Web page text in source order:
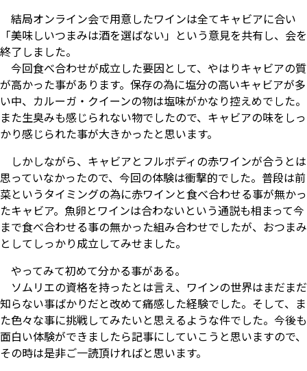
結局オンライン会で用意したワインは全てキャビアに合い
「美味しいつまみは酒を選ばない」という意見を共有し、会を
終了しました。
今回食べ合わせが成立した要因として、やはりキャビアの質
が高かった事があります。保存の為に塩分の高いキャビアが多
い中、カルーガ・クイーンの物は塩味がかなり控えめでした。
また生臭みも感じられない物でしたので、キャビアの味をしっ
かり感じられた事が大きかったと思います。
しかしながら、キャビアとフルボディの赤ワインが合うとは
思っていなかったので、今回の体験は衝撃的でした。普段は前
菜というタイミングの為に赤ワインと食べ合わせる事が無かっ
たキャビア。魚卵とワインは合わないという通説も相まって今
まで食べ合わせる事の無かった組み合わせでしたが、おつまみ
としてしっかり成立してみせました。
やってみて初めて分かる事がある。
ソムリエの資格を持ったとは言え、ワインの世界はまだまだ
知らない事ばかりだと改めて痛感した経験でした。そして、ま
た色々な事に挑戦してみたいと思えるような件でした。今後も
面白い体験ができましたら記事にしていこうと思いますので、
その時は是非ご一読頂ければと思います。